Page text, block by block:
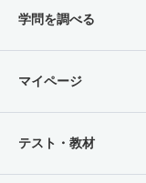
学問を調べる
マイページ
テスト・教材